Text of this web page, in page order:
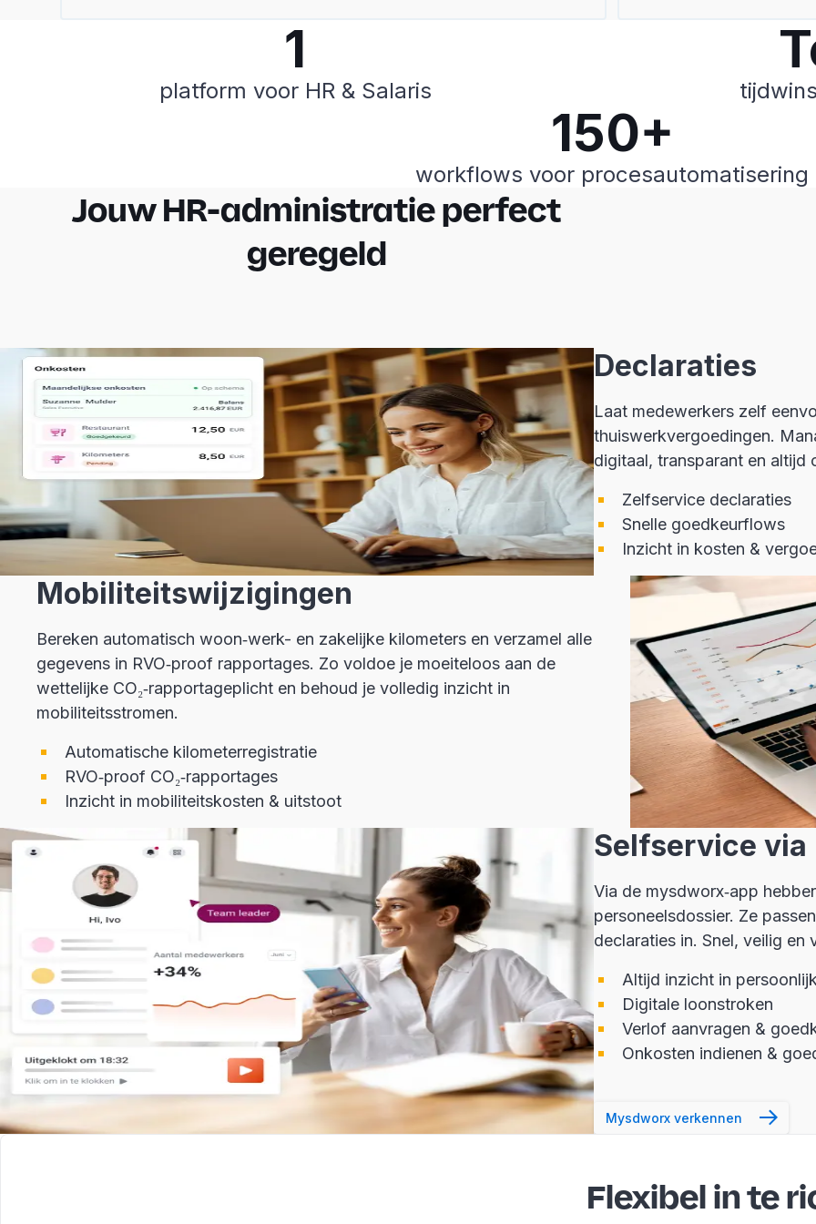
1
platform voor HR & Salaris
150+
workflows voor procesautomatisering
Jouw HR-administratie perfect
geregeld
Declaraties
Laat medewerkers zelf
thuiswerkvergoedingen.
digitaal, transparant en altijd
Zelfservice declaraties
Snelle goedkeurflows
Inzicht in kosten &
Mobiliteitswijzigingen
Bereken automatisch woon‑werk- en zakelijke kilometers en verzamel alle
gegevens in RVO‑proof rapportages. Zo voldoe je moeiteloos aan de
wettelijke CO₂‑rapportageplicht en behoud je volledig inzicht in
mobiliteitsstromen.
Automatische kilometerregistratie
RVO‑proof CO₂‑rapportages
Inzicht in mobiliteitskosten & uitstoot
Selfservice
Via de mysdworx‑app
personeelsdossier. Ze
declaraties in. Snel, veilig en
Altijd inzicht in
Digitale loonstroken
Verlof aanvragen &
Onkosten indienen &
Mysdworx verkennen
Flexibel in te